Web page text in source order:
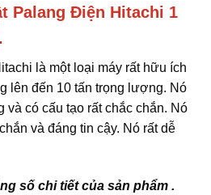
Palang Điện Hitachi 1
.
là một loại máy rất hữu ích
lên đến 10 tấn trọng lượng. Nó
và có cấu tạo rất chắc chắn. Nó
và đáng tin cậy. Nó rất dễ
số chi tiết của sản phẩm .